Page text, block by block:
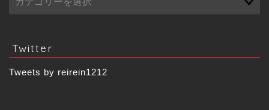
Twitter
Tweets by reirein1212